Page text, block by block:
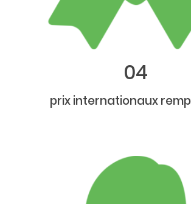
04
prix internationaux